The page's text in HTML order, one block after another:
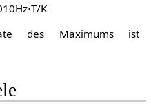
10Hz⋅T/K
des Maximums ist